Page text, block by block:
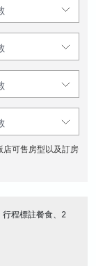
店可售房型以及訂房
程標註餐食、2